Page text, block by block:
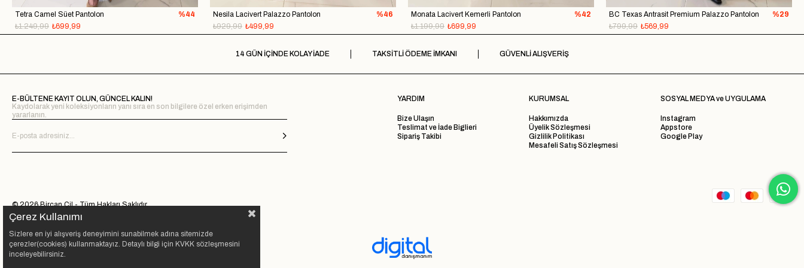
Tetra Camel Süet Pantolon
₺699,99
₺1.249,99
%44
Nesila Lacivert Palazzo Pantolon
₺499,99
₺929,99
%46
Monata Lacivert Kemerli Pantolon
₺699,99
₺1.199,99
%42
BC Texas Antrasit Premium Palazzo Pantolon
₺569,99
₺799,99
%29
14 GÜN İÇİNDE KOLAY İADE TAKSİTLİ ÖDEME İMKANI GÜVENLİ ALIŞVERİŞ
E-BÜLTENE KAYIT OLUN, GÜNCEL KALIN!
Kaydolarak yeni koleksiyonların yanı sıra en son bilgilere özel erken erişimden
yararlanın.
YARDIM
Bize Ulaşın
Teslimat ve İade Biglieri
Sipariş Takibi
KURUMSAL
Hakkımızda
Üyelik Sözleşmesi
Gizlilik Politikası
Mesafeli Satış Sözleşmesi
SOSYAL MEDYA ve UYGULAMA
Instagram
Appstore
Google Play
© 2026 Bircan Çil - Tüm Hakları Saklıdır.
Çerez Kullanımı
Sizlere en iyi alışveriş deneyimini sunabilmek adına sitemizde
çerezler(cookies) kullanmaktayız. Detaylı bilgi için KVKK sözleşmesini
inceleyebilirsiniz.